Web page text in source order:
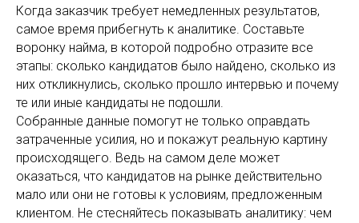
Когда заказчик требует немедленных результатов,
самое время прибегнуть к аналитике. Составьте
воронку найма, в которой подробно отразите все
этапы: сколько кандидатов было найдено, сколько из
них откликнулись, сколько прошло интервью и почему
те или иные кандидаты не подошли.
Собранные данные помогут не только оправдать
затраченные усилия, но и покажут реальную картину
происходящего. Ведь на самом деле может
оказаться, что кандидатов на рынке действительно
мало или они не готовы к условиям, предложенным
клиентом. Не стесняйтесь показывать аналитику: чем